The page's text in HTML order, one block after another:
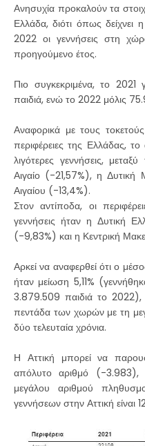
Ανησυχία προκαλούν τα
Ελλάδα, διότι όπως
2022 οι γεννήσεις στη
προηγούμενο έτος.
Πιο συγκεκριμένα, το
παιδιά, ενώ το 2022 μόλις
Αναφορικά με τους
περιφέρειες της Ελλάδας,
λιγότερες γεννήσεις,
Αιγαίο (-21,57%), η Δυτική
Αιγαίου (-13,4%).
Στον αντίποδα, οι
γεννήσεις ήταν η Δυτική
(-9,83%) και η Κεντρική
Αρκεί να αναφερθεί ότι ο
ήταν μείωση 5,11%
3.879.509 παιδιά το 2022),
πεντάδα των χωρών με τη
δύο τελευταία χρόνια.
Η Αττική μπορεί να
απόλυτο αριθμό (-3.983),
μεγάλου αριθμού
γεννήσεων στην Αττική είναι